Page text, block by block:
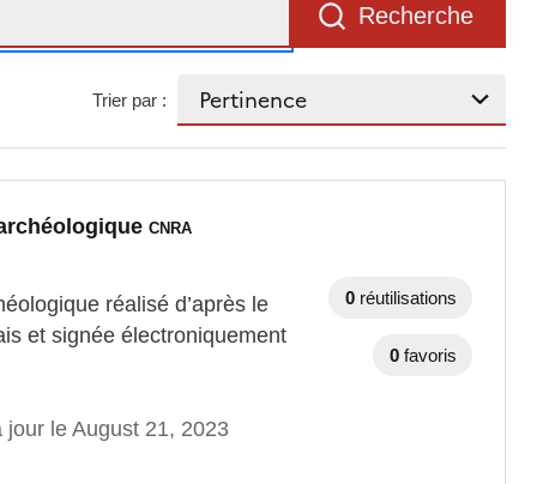
Recherche
Trier par :
CNRA
réalisé d’après le
et signée électroniquement
jour le August 21, 2023
0 réutilisations
0 favoris